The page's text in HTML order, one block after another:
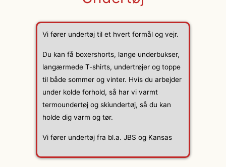
Vi fører undertøj til et hvert formål og vejr.
Du kan få boxershorts, lange underbukser,
langærmede T-shirts, undertrøjer og toppe
til både sommer og vinter. Hvis du arbejder
under kolde forhold, så har vi varmt
termoundertøj og skiundertøj, så du kan
holde dig varm og tør.
Vi fører undertøj fra bl.a. JBS og Kansas